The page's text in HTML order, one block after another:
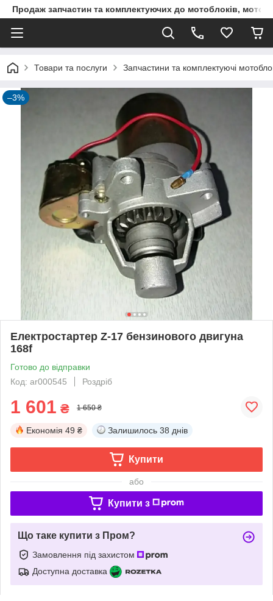
Продаж запчастин та комплектуючих до мотоблоків,
Товари та послуги Запчастини та комплектуючі
–3%
Електростартер Z-17 бензинового двигуна
168f
Готово до відправки
Код: ar000545
Роздріб
1 601 ₴ 1 650 ₴
Економія 49 ₴ Залишилось 38 днів
Купити
або
Купити з
Що таке купити з Пром?
Замовлення під захистом
Доступна доставка